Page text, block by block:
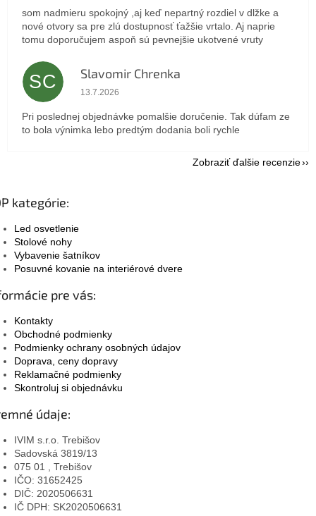
som nadmieru spokojný ,aj keď nepartný rozdiel v dlžke a
nové otvory sa pre zlú dostupnosť ťažšie vrtalo. Aj naprie
tomu doporučujem aspoň sú pevnejšie ukotvené vruty
SC Slavomir Chrenka
Hodnotenie obchodu je 5 z 5 hviezdičiek.
13.7.2026
Pri poslednej objednávke pomalšie doručenie. Tak dúfam ze
to bola výnimka lebo predtým dodania boli rychle
Zobraziť ďalšie recenzie
kategórie:
Led osvetlenie
Stolové nohy
Vybavenie šatníkov
Posuvné kovanie na interiérové dvere
pre vás:
Kontakty
Obchodné podmienky
Podmienky ochrany osobných údajov
Doprava, ceny dopravy
Reklamačné podmienky
Skontroluj si objednávku
údaje:
IVIM s.r.o. Trebišov
Sadovská 3819/13
075 01 , Trebišov
IČO: 31652425
DIČ: 2020506631
IČ DPH: SK2020506631